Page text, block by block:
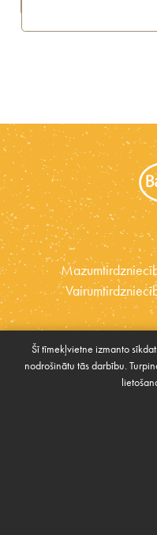
Šī tīmekļvietne izmanto
nodrošinātu tās darbību.